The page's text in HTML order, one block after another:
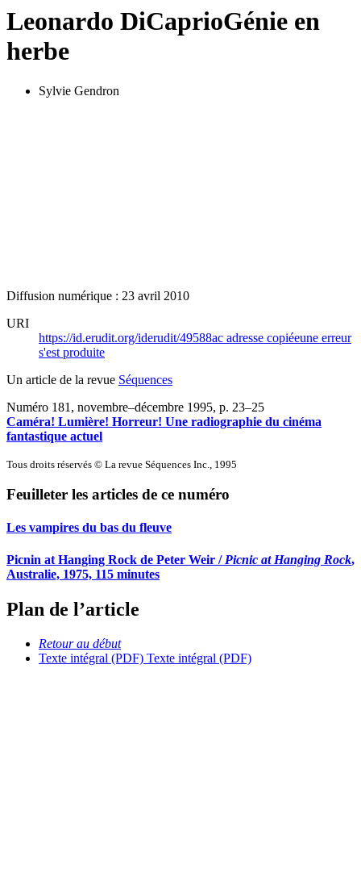
Leonardo DiCaprioGénie en
herbe
Sylvie Gendron
Diffusion numérique : 23 avril 2010
URI
https://id.erudit.org/iderudit/49588ac adresse copiéeune erreur
s'est produite
Un article de la revue Séquences
Numéro 181, novembre–décembre 1995, p. 23–25
Caméra! Lumière! Horreur! Une radiographie du cinéma
fantastique actuel
Tous droits réservés © La revue Séquences Inc., 1995
Feuilleter les articles de ce numéro
Les vampires du bas du fleuve
Picnin at Hanging Rock de Peter Weir / Picnic at Hanging Rock,
Australie, 1975, 115 minutes
Plan de l’article
Retour au début
Texte intégral (PDF) Texte intégral (PDF)